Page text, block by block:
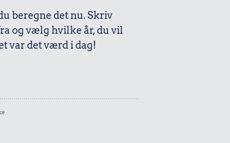
beregne det nu. Skriv
og vælg hvilke år, du vil
var det værd i dag!